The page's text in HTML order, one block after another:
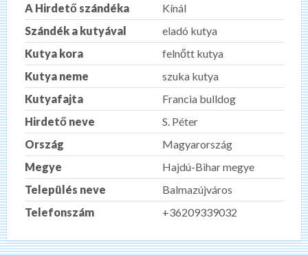
A Hirdető szándéka
Kínál
Szándék a kutyával
eladó kutya
Kutya kora
felnőtt kutya
Kutya neme
szuka kutya
Kutyafajta
Francia bulldog
Hirdető neve
S. Péter
Ország
Magyarország
Megye
Hajdú-Bihar megye
Település neve
Balmazújváros
Telefonszám
+36209339032